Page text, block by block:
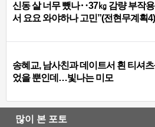
신동 살 너무 뺐나‥37㎏ 감량 부작
서 요요 와야하나 고민”(전현무계획4)
송혜교, 남사친과 데이트서 흰 티셔
었을 뿐인데…빛나는 미모
많이 본 포토